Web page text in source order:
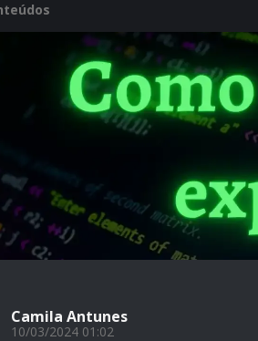
Camila Antunes
10/03/2024 01:02